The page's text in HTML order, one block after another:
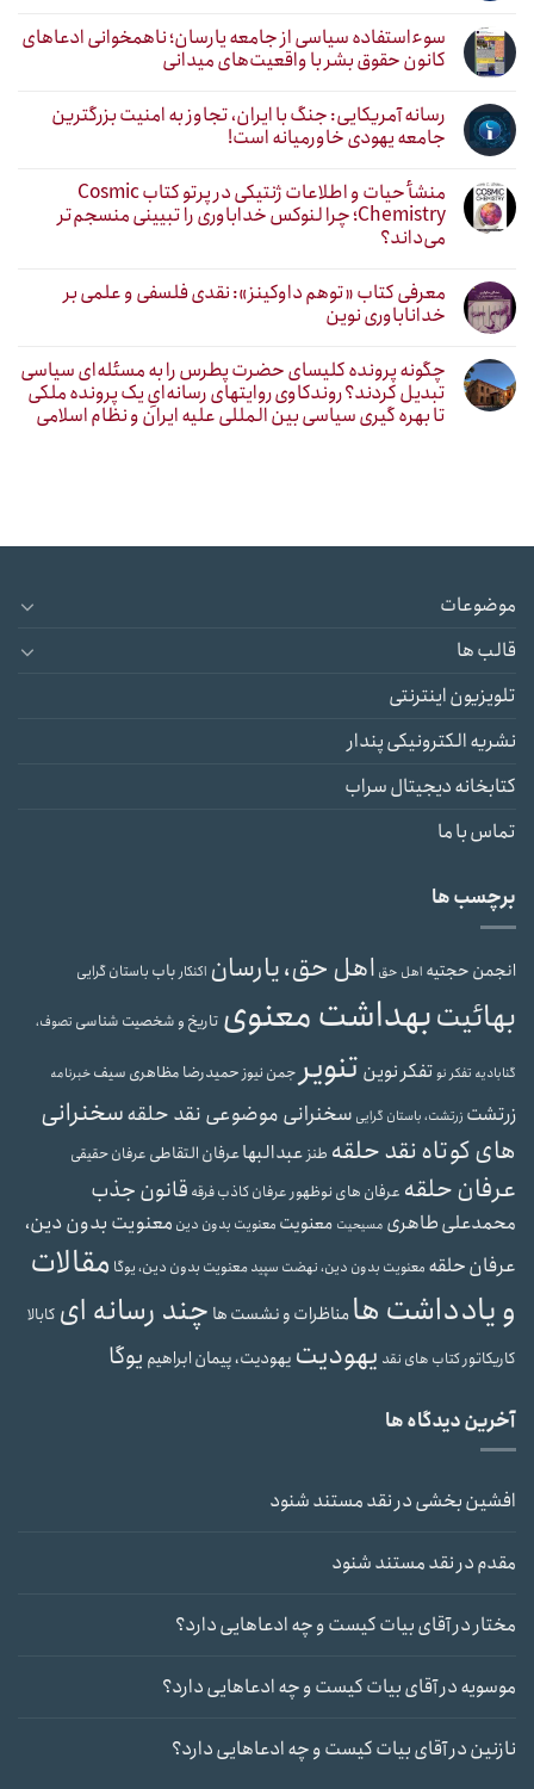
سوءاستفاده سیاسی از جامعه یارسان؛ ناهمخوانی ادعاهای
کانون حقوق بشر با واقعیت‌های میدانی
رسانه آمریکایی: جنگ با ایران، تجاوز به امنیت بزرگترین
جامعه یهودی خاورمیانه است!
منشأ حیات و اطلاعات ژنتیکی در پرتو کتاب Cosmic
Chemistry؛ چرا لنوکس خداباوری را تبیینی منسجم‌تر
می‌داند؟
معرفی کتاب «توهم داوکینز»: نقدی فلسفی و علمی بر
خداناباوری نوین
چگونه پرونده کلیسای حضرت پطرس را به مسئله‌ای سیاسی
تبدیل کردند؟ روندکاوی روایتهای رسانه‌ایِ یک پرونده ملکی
تا بهره گیری سیاسی بین المللی علیه ایران و نظام اسلامی
موضوعات
قالب ها
تلویزیون اینترنتی
نشریه الکترونیکی پندار
کتابخانه دیجیتال سراب
تماس با ما
برچسب ها
انجمن حجتیه اهل حق اهل حق، یارسان اکنکارباب باستان گرایی
بهائیتبهداشت معنوی تاریخ و شخصیت شناسی تصوف،
گنابادیه تفکر نوتفکر نوین تنویر جمن نیوزحمیدرضا مظاهری سیفخبرنامه
زرتشت زرتشت، باستان گرایی سخنرانی موضوعی نقد حلقهسخنرانی
های کوتاه نقد حلقه طنزعبدالبهاعرفان التقاطی عرفان حقیقی
عرفان حلقه عرفان های نوظهور عرفان کاذبفرقه قانون جذب
محمدعلی طاهری مسیحیت معنویت معنویت بدون دین معنویت بدون دین،
عرفان حلقه معنویت بدون دین، نهضت سپیدمعنویت بدون دین، یوگا مقالات
و یادداشت هامناظرات و نشست ها چند رسانه ای کابالا
کاریکاتور کتاب های نقد یهودیت یهودیت، پیمان ابراهیم یوگا
آخرین دیدگاه ها
افشین بخشیدرنقد مستند شنود
مقدمدرنقد مستند شنود
مختاردرآقای بیات کیست و چه ادعاهایی دارد؟
موسویهدرآقای بیات کیست و چه ادعاهایی دارد؟
نازنیندرآقای بیات کیست و چه ادعاهایی دارد؟